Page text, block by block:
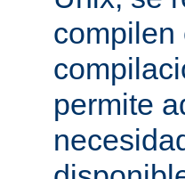
compilen
permite